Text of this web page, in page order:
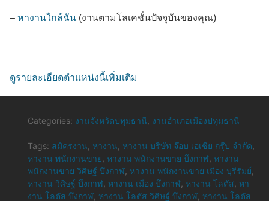
– หางานใกล้ฉัน (งานตามโลเคชั่นปัจจุบันของคุณ)
ดูรายละเอียดตำแหน่งนี้เพิ่มเติม
Categories: งานจังหวัดปทุมธานี งานอำเภอเมืองปทุมธานี
Tags: สมัครงาน หางาน หางาน บริษัท จ๊อบ เอเชีย กรุ๊ป จำกัด
หางาน พนักงานขาย หางาน พนักงานขาย บึงกาฬ หางาน
พนักงานขาย วิศิษฐ์ บึงกาฬ หางาน พนักงานขาย เมือง บุรีรัมย์
หางาน วิศิษฐ์ บึงกาฬ หางาน เมือง บึงกาฬ หางาน โลตัส หา
งาน โลตัส บึงกาฬ หางาน โลตัส วิศิษฐ์ บึงกาฬ หางาน โลตัส